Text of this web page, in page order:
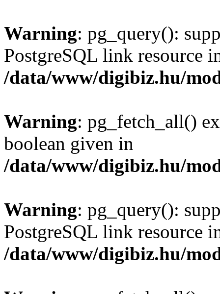
Warning: pg_query():
PostgreSQL link resource
/data/www/digibiz.hu/
Warning: pg_fetch_all()
boolean given in
/data/www/digibiz.hu/
Warning: pg_query():
PostgreSQL link resource
/data/www/digibiz.hu/